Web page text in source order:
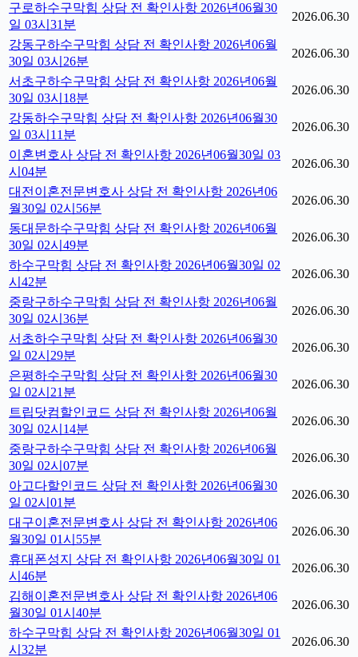
구로하수구막힘 상담 전 확인사항 2026년06월30
일 03시31분
2026.06.30
강동구하수구막힘 상담 전 확인사항 2026년06월
30일 03시26분
2026.06.30
서초구하수구막힘 상담 전 확인사항 2026년06월
30일 03시18분
2026.06.30
강동하수구막힘 상담 전 확인사항 2026년06월30
일 03시11분
2026.06.30
이혼변호사 상담 전 확인사항 2026년06월30일 03
시04분
2026.06.30
대전이혼전문변호사 상담 전 확인사항 2026년06
월30일 02시56분
2026.06.30
동대문하수구막힘 상담 전 확인사항 2026년06월
30일 02시49분
2026.06.30
하수구막힘 상담 전 확인사항 2026년06월30일 02
시42분
2026.06.30
중랑구하수구막힘 상담 전 확인사항 2026년06월
30일 02시36분
2026.06.30
서초하수구막힘 상담 전 확인사항 2026년06월30
일 02시29분
2026.06.30
은평하수구막힘 상담 전 확인사항 2026년06월30
일 02시21분
2026.06.30
트립닷컴할인코드 상담 전 확인사항 2026년06월
30일 02시14분
2026.06.30
중랑구하수구막힘 상담 전 확인사항 2026년06월
30일 02시07분
2026.06.30
아고다할인코드 상담 전 확인사항 2026년06월30
일 02시01분
2026.06.30
대구이혼전문변호사 상담 전 확인사항 2026년06
월30일 01시55분
2026.06.30
휴대폰성지 상담 전 확인사항 2026년06월30일 01
시46분
2026.06.30
김해이혼전문변호사 상담 전 확인사항 2026년06
월30일 01시40분
2026.06.30
하수구막힘 상담 전 확인사항 2026년06월30일 01
시32분
2026.06.30